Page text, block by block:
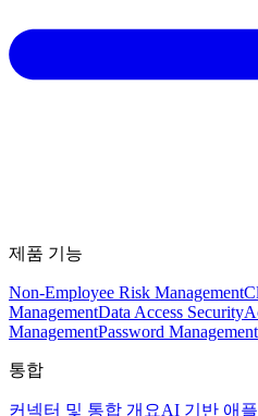
제품 기능
Non-Employee Risk Management
ManagementData Access Security
ManagementPassword Management
통합
커넥터 및 통합 개요AI 기반 애